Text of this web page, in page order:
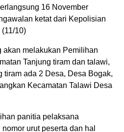
16 November
ketat dari Kepolisian
10)
akan melakukan Pemilihan
Tanjung tiram dan talawi,
tiram ada 2 Desa, Desa Bogak,
Kecamatan Talawi Desa
panitia pelaksana
urut peserta dan hal